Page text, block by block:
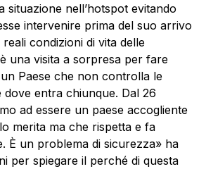
situazione nell’hotspot evitando
intervenire prima del suo arrivo
condizioni di vita delle
una visita a sorpresa per fare
Paese che non controlla le
entra chiunque. Dal 26
ad essere un paese accogliente
merita ma che rispetta e fa
È un problema di sicurezza» ha
per spiegare il perché di questa